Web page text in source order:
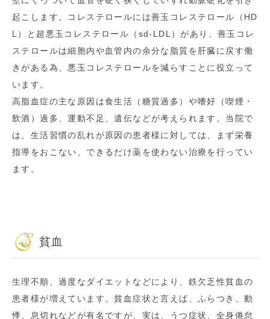
起こします。コレステロールには善玉コレステロール（HD
L）と超悪玉コレステロール（sd-LDL）があり、善玉コレ
ステロールは細胞内や血管内の余分な脂質を肝臓に戻す働
きがある為、悪玉コレステロールを減らすことに役立って
います。
高脂血症の主な原因は食生活（糖質過多）や嗜好（喫煙・
飲酒）過多、運動不足、遺伝などが考えられます。当院で
は、生活習慣の乱れが原因の患者様に対しては、まず栄養
指導をおこない、できるだけ薬を使わない治療を行ってい
ます。
貧血
生理不順、過度なダイエットなどにより、鉄欠乏性貧血の
患者様が増えています。貧血症状と言えば、ふらつき、動
悸、息切れなどが有名ですが、実は、うつ症状、全身倦怠